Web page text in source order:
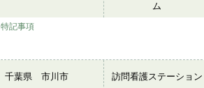
ム
特記事項
千葉県 市川市 訪問看護ステーション